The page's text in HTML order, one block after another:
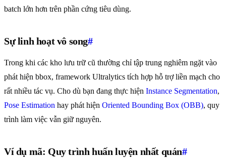
batch lớn hơn trên phần cứng tiêu dùng.
Sự linh hoạt vô song#
Trong khi các kho lưu trữ cũ thường chỉ tập trung nghiêm ngặt vào
phát hiện bbox, framework Ultralytics tích hợp hỗ trợ liền mạch cho
rất nhiều tác vụ. Cho dù bạn đang thực hiện Instance Segmentation,
Pose Estimation hay phát hiện Oriented Bounding Box (OBB), quy
trình làm việc vẫn giữ nguyên.
Ví dụ mã: Quy trình huấn luyện nhất quán#